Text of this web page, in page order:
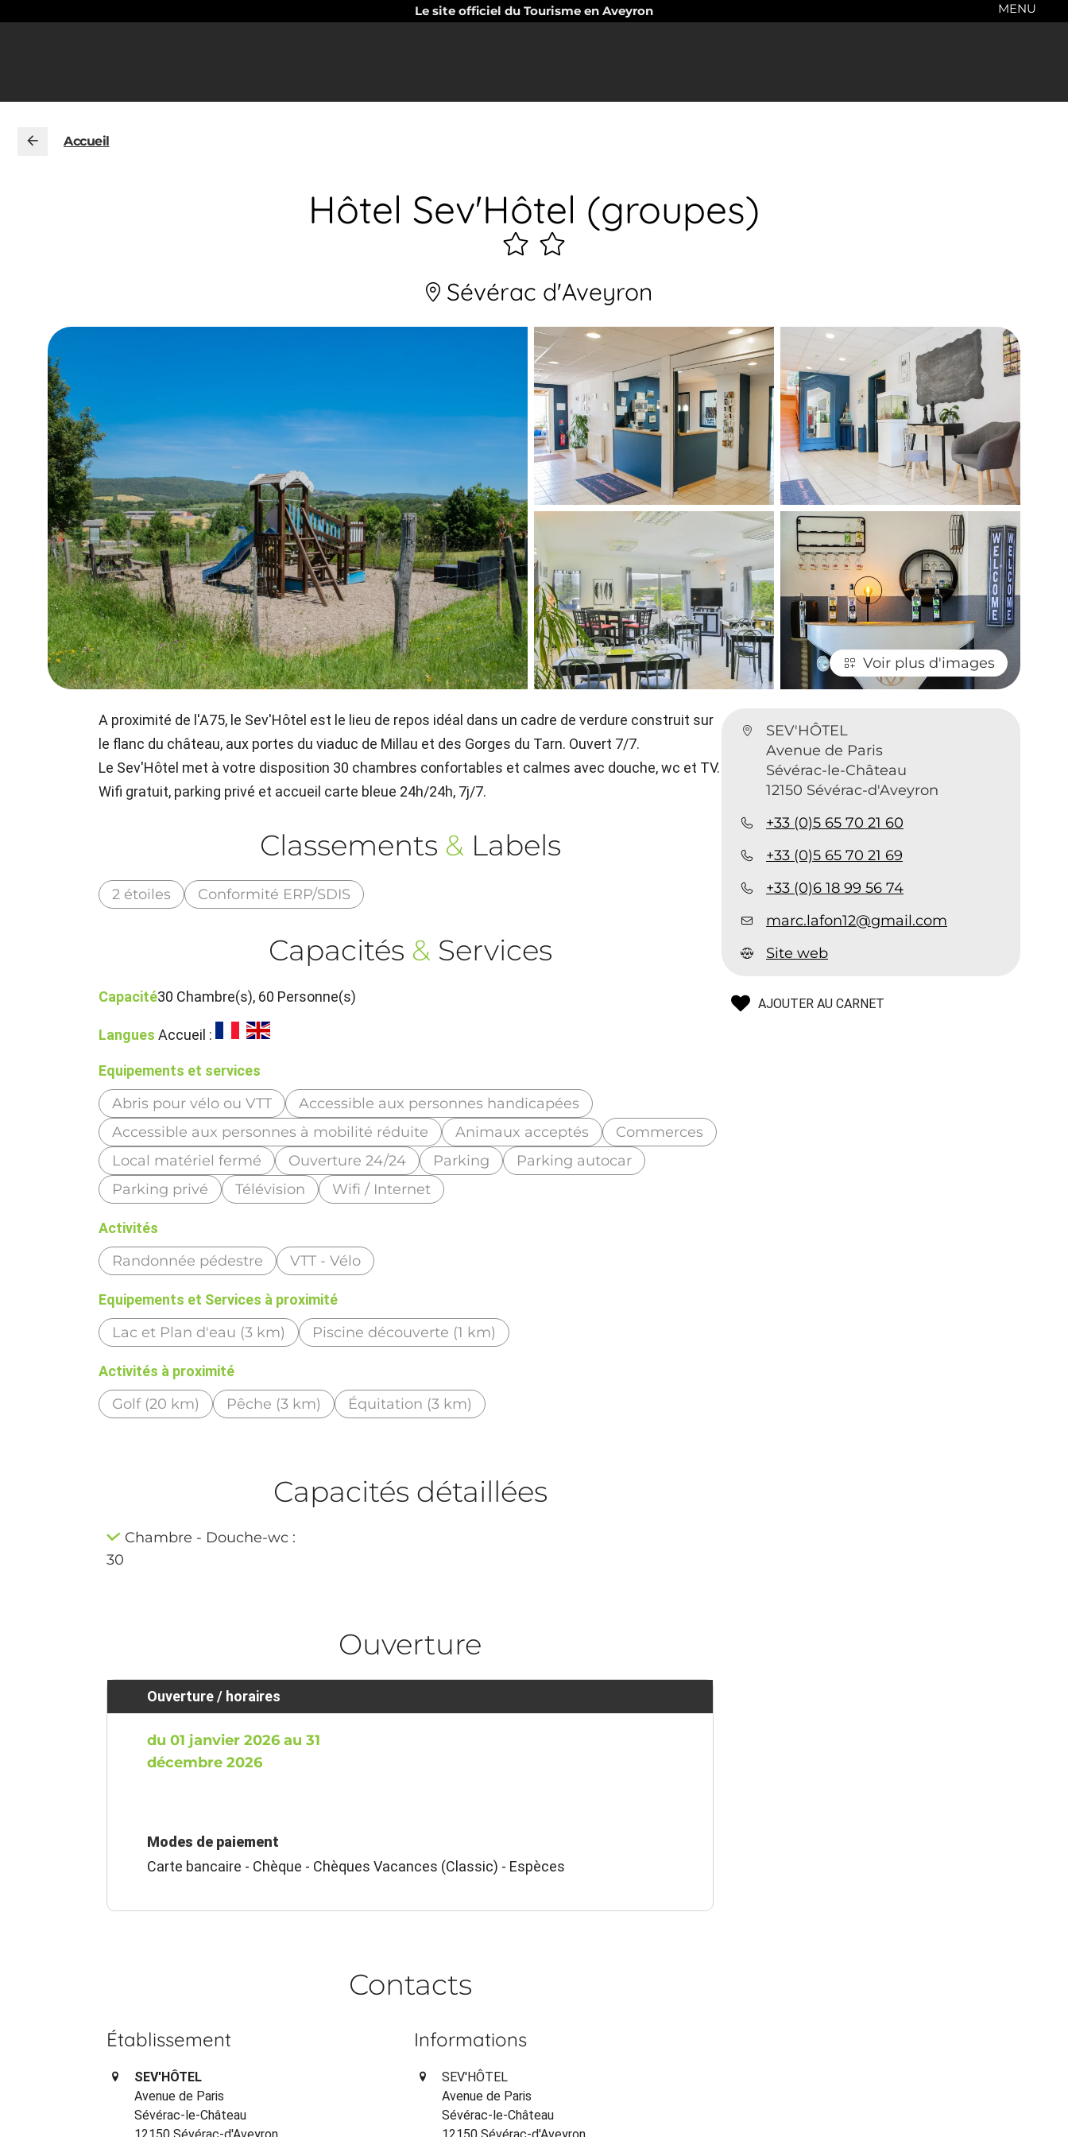
Le site officiel du Tourisme en Aveyron MENU
Accueil
Hôtel Sev'Hôtel (groupes)
2
étoiles
Sévérac d'Aveyron
Voir plus d'images
SEV'HÔTEL
Avenue de Paris
Sévérac-le-Château
12150 Sévérac-d'Aveyron
+33 (0)5 65 70 21 60
+33 (0)5 65 70 21 69
+33 (0)6 18 99 56 74
marc.lafon12@gmail.com
Site web
AJOUTER AU CARNET
A proximité de l'A75, le Sev'Hôtel est le lieu de repos idéal dans un cadre de verdure construit sur
le flanc du château, aux portes du viaduc de Millau et des Gorges du Tarn. Ouvert 7/7.
Le Sev'Hôtel met à votre disposition 30 chambres confortables et calmes avec douche, wc et TV.
Wifi gratuit, parking privé et accueil carte bleue 24h/24h, 7j/7.
Classements & Labels
2 étoiles Conformité ERP/SDIS
Capacités & Services
Capacité30 Chambre(s), 60 Personne(s)
Langues Accueil :
Equipements et services
Abris pour vélo ou VTT
Accessible aux personnes handicapées
Accessible aux personnes à mobilité réduite
Animaux acceptés
Commerces
Local matériel fermé
Ouverture 24/24 Parking
Parking autocar
Parking privé
Télévision Wifi / Internet
Activités
Randonnée pédestre VTT - Vélo
Equipements et Services à proximité
Lac et Plan d'eau (3 km) Piscine découverte (1 km)
Activités à proximité
Golf (20 km) Pêche (3 km) Équitation (3 km)
Capacités détaillées
Chambre - Douche-wc :
30
Ouverture
Ouverture / horaires
du 01 janvier 2026 au 31
décembre 2026
Modes de paiement
Carte bancaire - Chèque - Chèques Vacances (Classic) - Espèces
Contacts
Établissement
SEV'HÔTEL
Avenue de Paris
Sévérac-le-Château
Informations
SEV'HÔTEL
Avenue de Paris
Sévérac-le-Château